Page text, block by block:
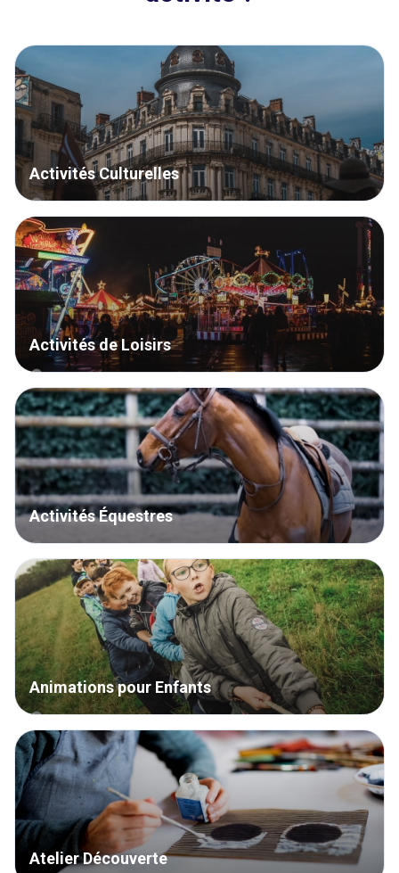
Activités Culturelles
Activités de Loisirs
Activités Équestres
Animations pour Enfants
Atelier Découverte